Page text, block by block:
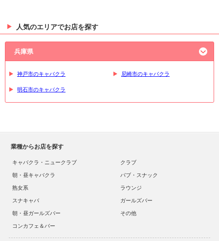
人気のエリアでお店を探す
兵庫県
神戸市のキャバクラ 尼崎市のキャバクラ
明石市のキャバクラ
業種からお店を探す
キャバクラ・ニュークラブ
クラブ
朝・昼キャバクラ
パブ・スナック
熟女系
ラウンジ
スナキャバ
ガールズバー
朝・昼ガールズバー
その他
コンカフェ＆バー